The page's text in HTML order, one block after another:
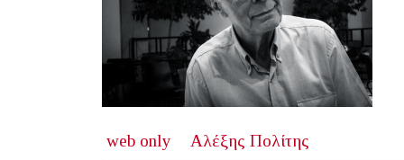
web only Αλέξης Πολίτης